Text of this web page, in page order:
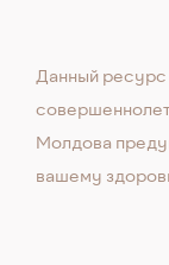
Данный ресурс
Молдова
вашему